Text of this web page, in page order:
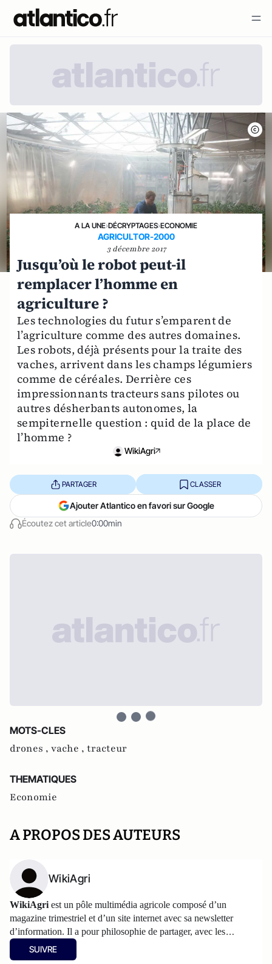
A LA UNE›DÉCRYPTAGES›ECONOMIE
AGRICULTOR-2000
3 décembre 2017
Jusqu’où le robot peut-il
remplacer l’homme en
agriculture ?
Les technologies du futur s’emparent de
l’agriculture comme des autres domaines.
Les robots, déjà présents pour la traite des
vaches, arrivent dans les champs légumiers
comme de céréales. Derrière ces
impressionnants tracteurs sans pilotes ou
autres désherbants autonomes, la
sempiternelle question : quid de la place de
l’homme ?
WikiAgri
Écoutez cet article0:00min
PARTAGER CLASSER
Ajouter Atlantico en favori sur Google
MOTS-CLES
drones , vache , tracteur
THEMATIQUES
Economie
A PROPOS DES AUTEURS
WikiAgri
WikiAgri est un pôle multimédia agricole composé d’un
magazine trimestriel et d’un site internet avec sa newsletter
d’information. Il a pour philosophie de partager, avec les
agriculteurs, les informations et les réflexions sur l’agriculture.
Les articles partagés sur Atlantico sont accessibles au grand
SUIVRE